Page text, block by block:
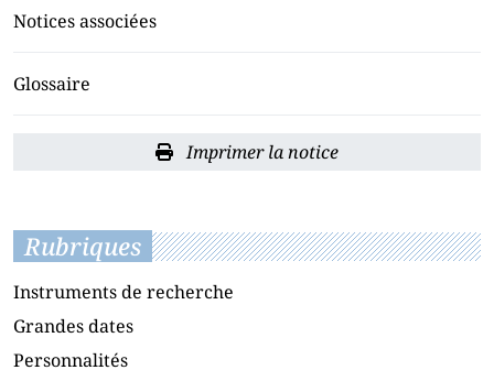
Notices associées
Glossaire
Imprimer la notice
Rubriques
Instruments de recherche
Grandes dates
Personnalités